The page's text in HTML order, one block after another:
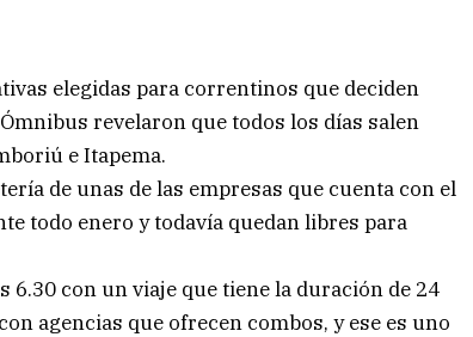
elegidas para correntinos que deciden
revelaron que todos los días salen
e Itapema.
de unas de las empresas que cuenta con el
todo enero y todavía quedan libres para
6.30 con un viaje que tiene la duración de 24
agencias que ofrecen combos, y ese es uno